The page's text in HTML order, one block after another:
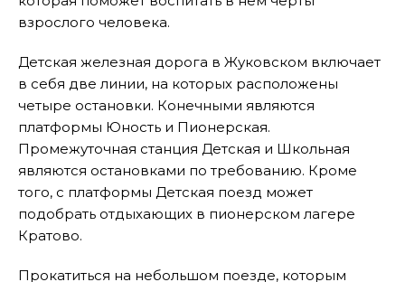
взрослого человека.
Детская железная дорога в Жуковском включает
в себя две линии, на которых расположены
четыре остановки. Конечными являются
платформы Юность и Пионерская.
Промежуточная станция Детская и Школьная
являются остановками по требованию. Кроме
того, с платформы Детская поезд может
подобрать отдыхающих в пионерском лагере
Кратово.
Прокатиться на небольшом поезде, которым